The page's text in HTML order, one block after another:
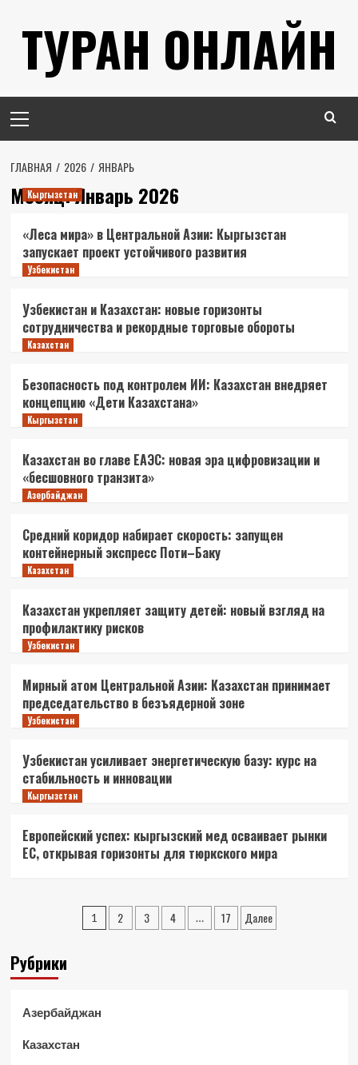
содержимому
ТУРАН ОНЛАЙН
меню
ГЛАВНАЯ 2026 ЯНВАРЬ
Месяц:Январь 2026
Кыргызстан
«Леса мира» в Центральной Азии: Кыргызстан
запускает проект устойчивого развития
Узбекистан
Узбекистан и Казахстан: новые горизонты
сотрудничества и рекордные торговые обороты
Казахстан
Безопасность под контролем ИИ: Казахстан внедряет
концепцию «Дети Казахстана»
Кыргызстан
Казахстан во главе ЕАЭС: новая эра цифровизации и
«бесшовного транзита»
Азербайджан
Средний коридор набирает скорость: запущен
контейнерный экспресс Поти–Баку
Казахстан
Казахстан укрепляет защиту детей: новый взгляд на
профилактику рисков
Узбекистан
Мирный атом Центральной Азии: Казахстан принимает
председательство в безъядерной зоне
Узбекистан
Узбекистан усиливает энергетическую базу: курс на
стабильность и инновации
Кыргызстан
Европейский успех: кыргызский мед осваивает рынки
ЕС, открывая горизонты для тюркского мира
Пагинация
1 2 3 4 … 17 Далее
Рубрики
Азербайджан
Казахстан